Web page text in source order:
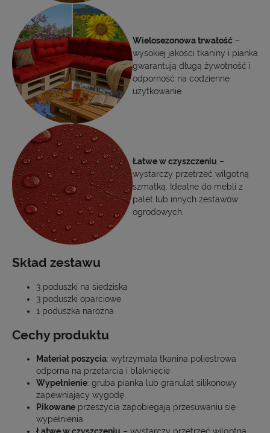
Wielosezonowa trwałość –
wysokiej jakości tkaniny i pianka
gwarantują długą żywotność i
odporność na codzienne
użytkowanie.
Łatwe w czyszczeniu –
wystarczy przetrzeć wilgotną
szmatką. Idealne do mebli z
palet lub innych zestawów
ogrodowych.
Skład zestawu
3 poduszki na siedziska
3 poduszki oparciowe
1 poduszka narożna
Cechy produktu
Materiał poszycia: wytrzymała tkanina poliestrowa
odporna na przetarcia i blaknięcie
Wypełnienie: gruba pianka lub granulat silikonowy
zapewniający wygodę
Pikowane przeszycia zapobiegają przesuwaniu się
wypełnienia